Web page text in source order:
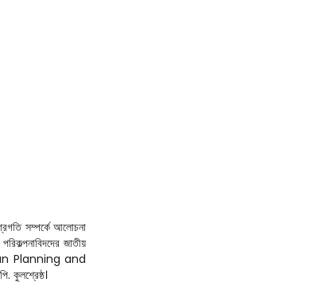
সম্পর্কে আলোচনা
জাতীয়
Urban Planning and
কুলশ্রেষ্ঠ।